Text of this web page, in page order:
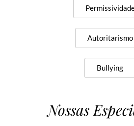
Autoritarismo
Bullying
Nossas